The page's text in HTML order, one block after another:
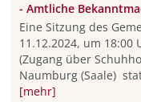
- Amtliche
Eine Sitzung des
11.12.2024, um 18:00
(Zugang über
Naumburg (Saale)
[mehr]